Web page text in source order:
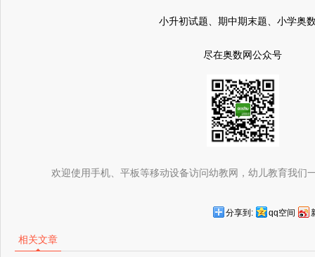
小升初试题、期中期末题、小学奥
尽在奥数网公众号
欢迎使用手机、平板等移动设备访问幼教网，幼儿教育我们
分享到: qq空间
相关文章